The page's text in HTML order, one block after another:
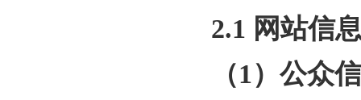
2.1 网站信
（1）公众